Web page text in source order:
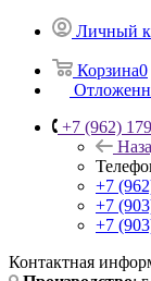
Личный
Корзина0
+7 (962)
+7
+7
+7
Контактная